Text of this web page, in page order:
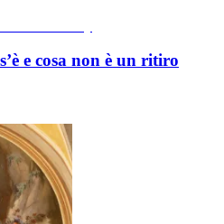
e cosa non è un ritiro